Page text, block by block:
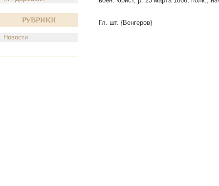
Рубрики
Новости
Гл. шт. {Венгеров}